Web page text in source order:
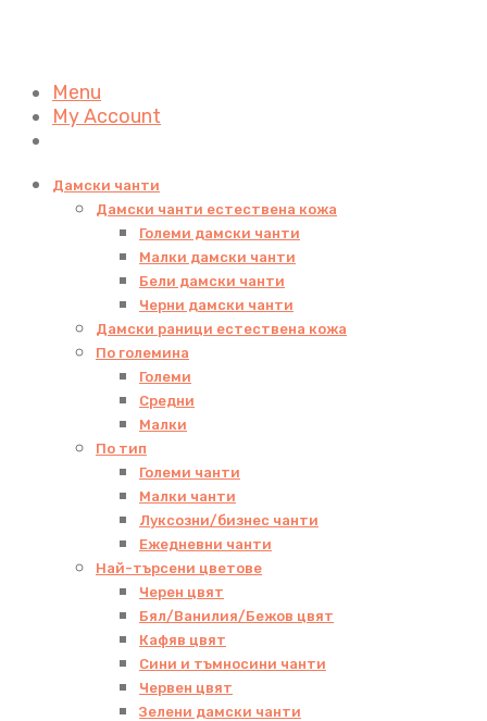
Menu
My Account
Дамски чанти
Дамски чанти естествена кожа
Големи дамски чанти
Малки дамски чанти
Бели дамски чанти
Черни дамски чанти
Дамски раници естествена кожа
По големина
Големи
Средни
Малки
По тип
Големи чанти
Малки чанти
Луксозни/бизнес чанти
Ежедневни чанти
Най-търсени цветове
Черен цвят
Бял/Ванилия/Бежов цвят
Кафяв цвят
Сини и тъмносини чанти
Червен цвят
Зелени дамски чанти